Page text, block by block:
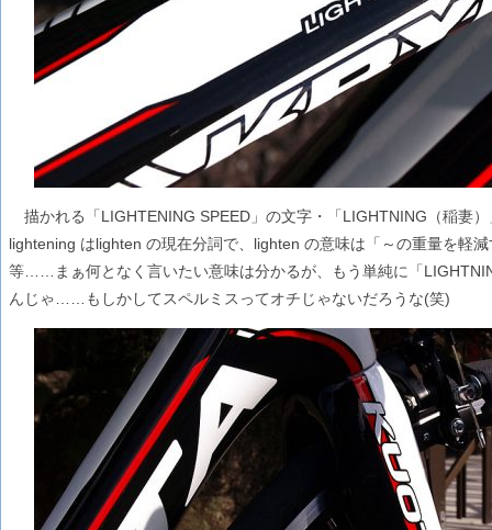
描かれる「LIGHTENING SPEED」の文字・「LIGHTNING（稲妻
lightening はlighten の現在分詞で、lighten の意味は「～の重量を軽
等……まぁ何となく言いたい意味は分かるが、もう単純に「
んじゃ……もしかしてスペルミスってオチじゃないだろうな(笑)